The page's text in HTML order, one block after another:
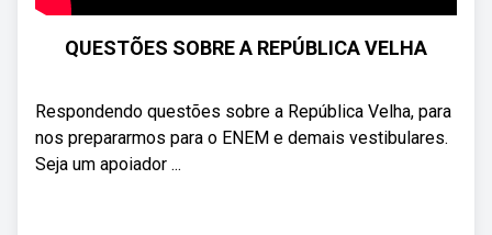
QUESTÕES SOBRE A REPÚBLICA VELHA
Respondendo questões sobre a República Velha, para
nos prepararmos para o ENEM e demais vestibulares.
Seja um apoiador ...